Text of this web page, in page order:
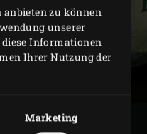
anbieten zu können
unserer
Informationen
Ihrer Nutzung der
Marketing